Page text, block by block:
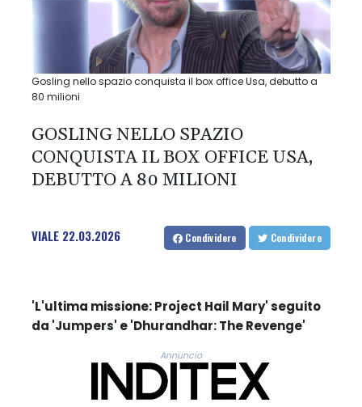
Gosling nello spazio conquista il box office Usa, debutto a
80 milioni
GOSLING NELLO SPAZIO
CONQUISTA IL BOX OFFICE USA,
DEBUTTO A 80 MILIONI
VIALE 22.03.2026 Condividere Condividere
'L'ultima missione: Project Hail Mary' seguito
da 'Jumpers' e 'Dhurandhar: The Revenge'
Annuncio